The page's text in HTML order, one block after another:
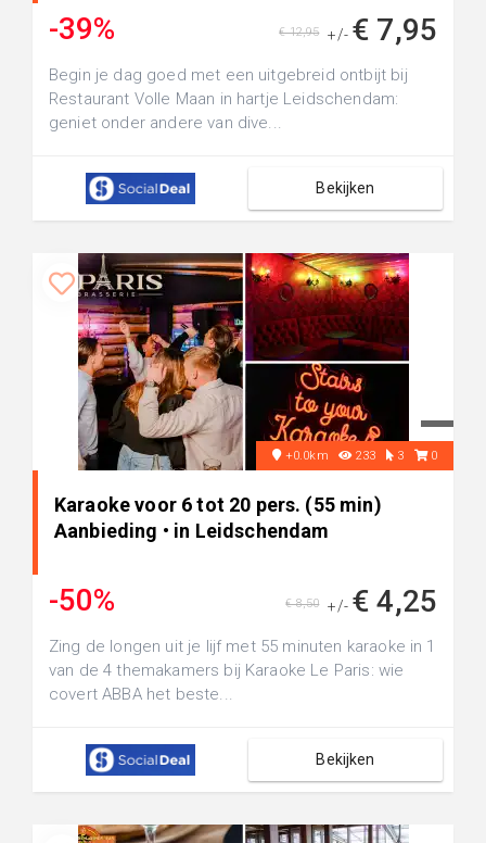
-39% +/- € 7,95
€ 12,95
Begin je dag goed met een uitgebreid ontbijt bij
Restaurant Volle Maan in hartje Leidschendam:
geniet onder andere van dive...
Bekijken
+0.0km 233 3 0
Karaoke voor 6 tot 20 pers. (55 min)
Aanbieding • in Leidschendam
-50% +/- € 4,25
€ 8,50
Zing de longen uit je lijf met 55 minuten karaoke in 1
van de 4 themakamers bij Karaoke Le Paris: wie
covert ABBA het beste...
Bekijken